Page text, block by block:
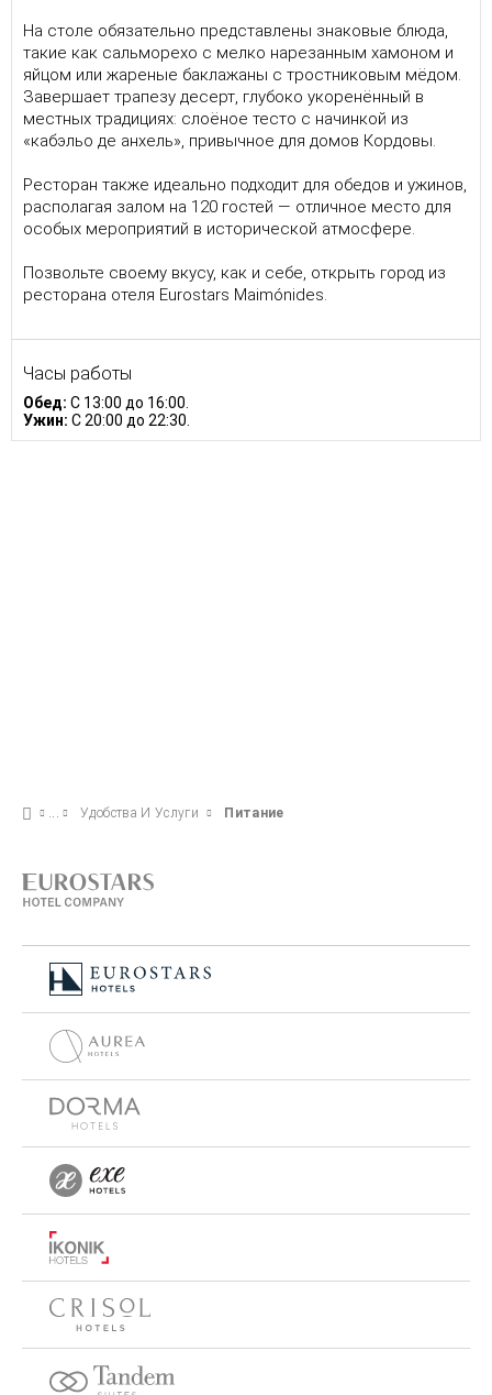
На столе обязательно представлены знаковые блюда,
такие как сальморехо с мелко нарезанным хамоном и
яйцом или жареные баклажаны с тростниковым мёдом.
Завершает трапезу десерт, глубоко укоренённый в
местных традициях: слоёное тесто с начинкой из
«кабэльо де анхель», привычное для домов Кордовы.
Ресторан также идеально подходит для обедов и ужинов,
располагая залом на 120 гостей — отличное место для
особых мероприятий в исторической атмосфере.
Позвольте своему вкусу, как и себе, открыть город из
ресторана отеля Eurostars Maimónides.
Часы работы
Обед: C 13:00 до 16:00.
Ужин: C 20:00 до 22:30.
Удобства И Услуги Питание